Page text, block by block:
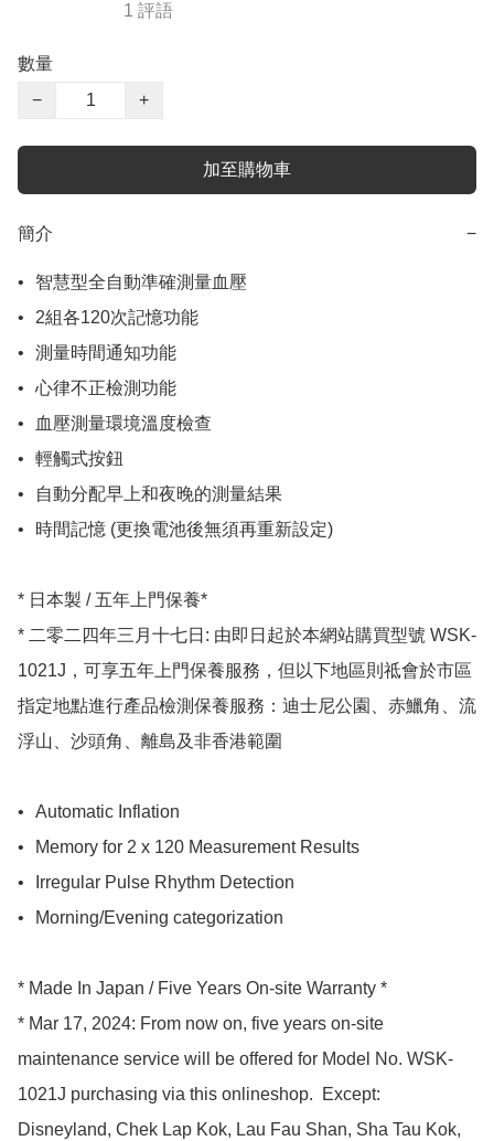
1 評語
數量
−
+
加至購物車
簡介 −
•	智慧型全自動準確測量血壓
•	2組各120次記憶功能
•	測量時間通知功能
•	心律不正檢測功能
•	血壓測量環境溫度檢查
•	輕觸式按鈕
•	自動分配早上和夜晚的測量結果
•	時間記憶 (更換電池後無須再重新設定)
* 日本製 / 五年上門保養*
* 二零二四年三月十七日: 由即日起於本網站購買型號 WSK-
1021J，可享五年上門保養服務，但以下地區則祗會於市區
指定地點進行產品檢測保養服務：迪士尼公園、赤鱲角、流
浮山、沙頭角、離島及非香港範圍
•	Automatic Inflation
•	Memory for 2 x 120 Measurement Results
•	Irregular Pulse Rhythm Detection
•	Morning/Evening categorization
* Made In Japan / Five Years On-site Warranty *
* Mar 17, 2024: From now on, five years on-site
maintenance service will be offered for Model No. WSK-
1021J purchasing via this onlineshop.  Except:
Disneyland, Chek Lap Kok, Lau Fau Shan, Sha Tau Kok,